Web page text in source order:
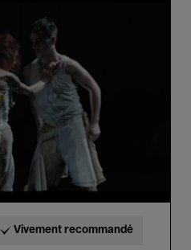
Vivement recommandé